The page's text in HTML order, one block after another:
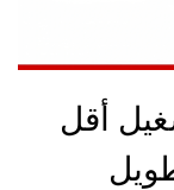
تشغيل أقل